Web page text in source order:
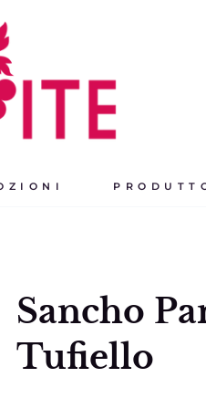
Sancho
Tufiello